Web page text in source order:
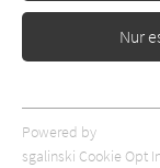
Rezensionen
Nur
Essentielle Cookies
Webseite benötigt.
Powered by
sgalinski Cookie Opt In